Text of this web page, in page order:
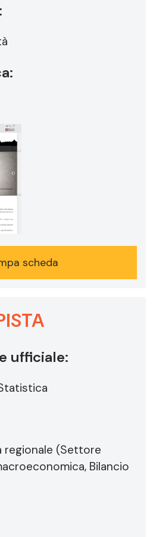
scheda
ufficiale:
regionale (Settore
Bilancio